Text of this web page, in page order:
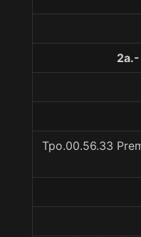
Tpo.00.56.33